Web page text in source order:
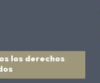
los derechos